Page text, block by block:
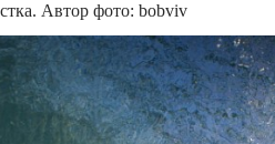
Автор фото: bobviv